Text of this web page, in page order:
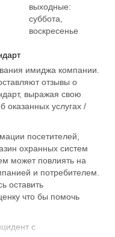
выходные:
суббота,
воскресенье
имиджа компании.
отзывы о
выражая свою
оказанных услугах /
посетителей,
охранных систем
может повлиять на
и потребителем.
оставить
что бы помочь
с